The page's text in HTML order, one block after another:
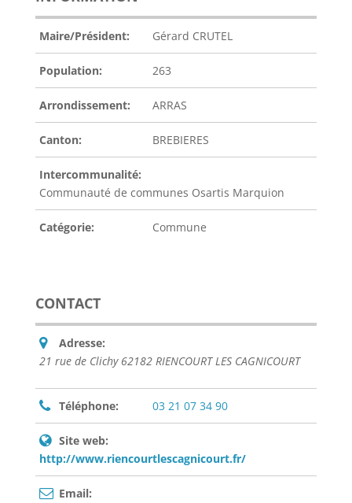
Maire/Président: Gérard CRUTEL
Population: 263
Arrondissement: ARRAS
Canton: BREBIERES
Intercommunalité:
Communauté de communes Osartis Marquion
Catégorie: Commune
CONTACT
Adresse:
21 rue de Clichy 62182 RIENCOURT LES CAGNICOURT
Téléphone: 03 21 07 34 90
Site web:
http://www.riencourtlescagnicourt.fr/
Email: